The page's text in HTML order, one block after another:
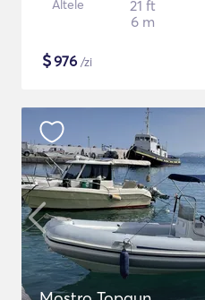
Altele
21 ft
6 m
$976 /zi